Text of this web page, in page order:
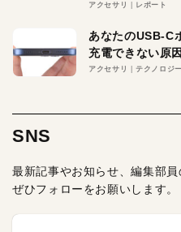
アクセサリ レポート
あなたのUSB-C
充電できない原
アクセサリ テクノロジー
SNS
最新記事やお知らせ、編集部
ぜひフォローをお願いします。